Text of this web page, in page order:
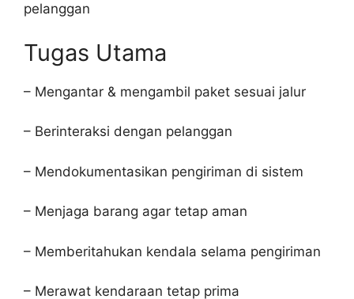
pelanggan
Tugas Utama
– Mengantar & mengambil paket sesuai jalur
– Berinteraksi dengan pelanggan
– Mendokumentasikan pengiriman di sistem
– Menjaga barang agar tetap aman
– Memberitahukan kendala selama pengiriman
– Merawat kendaraan tetap prima